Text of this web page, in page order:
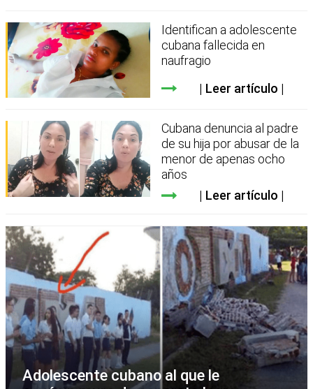
Identifican a adolescente
cubana fallecida en
naufragio
Leer artículo
Cubana denuncia al padre
de su hija por abusar de la
menor de apenas ocho
años
Leer artículo
Adolescente cubano al que le